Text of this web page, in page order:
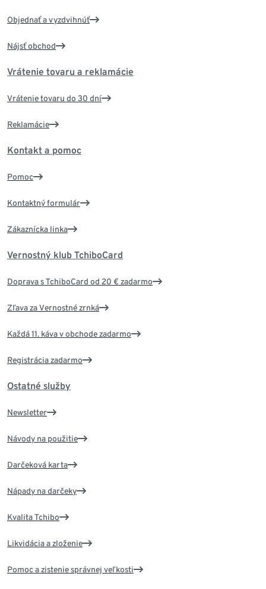
Objednať a vyzdvihnúť
Nájsť obchod
Vrátenie tovaru a reklamácie
Vrátenie tovaru do 30 dní
Reklamácie
Kontakt a pomoc
Pomoc
Kontaktný formulár
Zákaznícka linka
Vernostný klub TchiboCard
Doprava s TchiboCard od 20 € zadarmo
Zľava za Vernostné zrnká
Každá 11. káva v obchode zadarmo
Registrácia zadarmo
Ostatné služby
Newsletter
Návody na použitie
Darčeková karta
Nápady na darčeky
Kvalita Tchibo
Likvidácia a zloženie
Pomoc a zistenie správnej veľkosti